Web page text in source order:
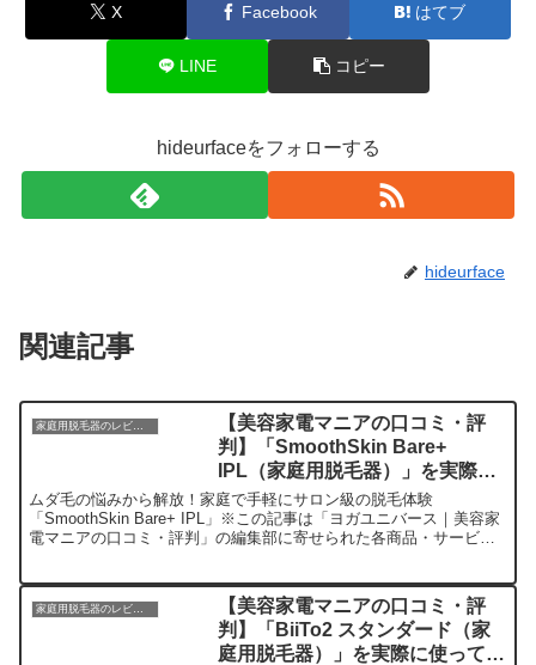
X Facebook はてブ
LINE コピー
hideurfaceをフォローする
hideurface
関連記事
【美容家電マニアの口コミ・評
判】「SmoothSkin Bare+
IPL（家庭用脱毛器）」を実際に
使ってみた正直感想
ムダ毛の悩みから解放！家庭で手軽にサロン級の脱毛体験
「SmoothSkin Bare+ IPL」※この記事は「ヨガユニバース｜美容家
電マニアの口コミ・評判」の編集部に寄せられた各商品・サービス
家庭用脱毛器のレビュー
【美容家電マニアの口コミ・評
判】「BiiTo2 スタンダード（家
庭用脱毛器）」を実際に使ってみ